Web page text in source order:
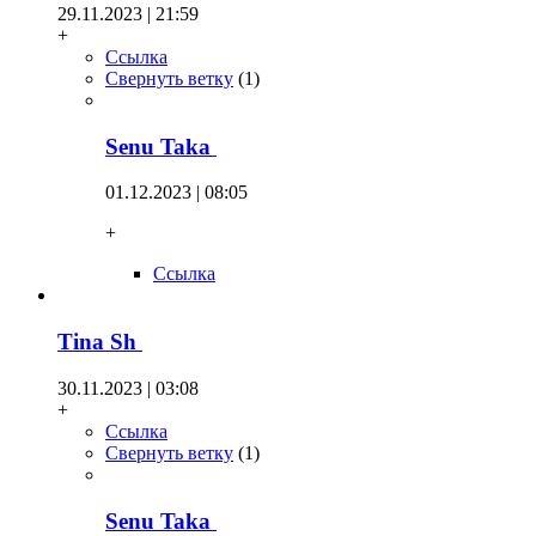
29.11.2023 | 21:59
+
Ссылка
Свернуть ветку (1)
Senu Taka
01.12.2023 | 08:05
+
Ссылка
Tina Sh
30.11.2023 | 03:08
+
Ссылка
Свернуть ветку (1)
Senu Taka